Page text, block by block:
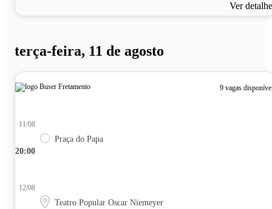
Ver
terça-feira, 11 de agosto
9 vagas
20:00
11/08
Praça do Papa
12/08
Teatro Popular Oscar Niemeyer